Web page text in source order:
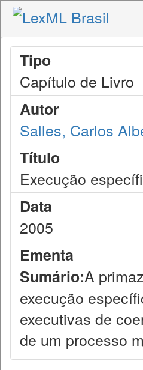
Tipo
Capítulo de Livro
Autor
Salles, Carlos
Título
Execução
Data
2005
Ementa
Sumário:A
execução
executivas de
de um processo